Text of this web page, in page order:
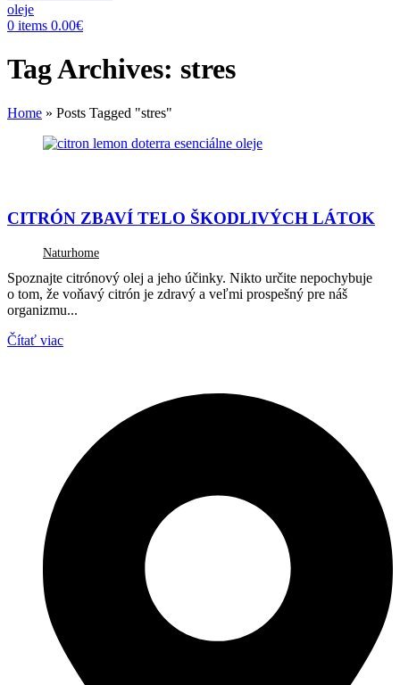
0 items 0.00€
Tag Archives: stres
Home » Posts Tagged "stres"
CITRÓN ZBAVÍ TELO ŠKODLIVÝCH LÁTOK
Naturhome
Spoznajte citrónový olej a jeho účinky. Nikto určite nepochybuje
o tom, že voňavý citrón je zdravý a veľmi prospešný pre náš
organizmu...
Čítať viac